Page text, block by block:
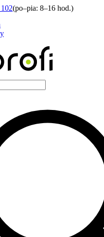
(po–pia: 8–16 hod.)